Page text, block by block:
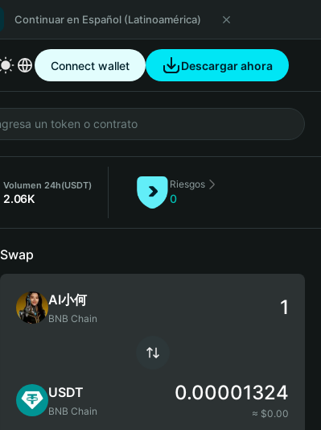
Continuar en Español (Latinoamérica)
Connect wallet Descargar ahora
Volumen 24h(USDT)
2.06K
Riesgos
0
Swap
AI小何
BNB Chain
USDT
BNB Chain
0.00001324
≈ $0.00